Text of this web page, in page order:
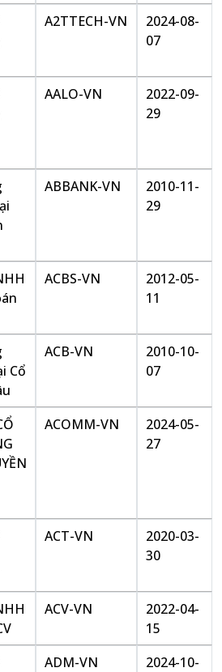
A2TTECH-VN
2024-08-
07
AALO-VN
2022-09-
29
ABBANK-VN
2010-11-
29
ACBS-VN
2012-05-
11
Cổ
ACB-VN
2010-10-
07
ACOMM-VN
2024-05-
27
ACT-VN
2020-03-
30
ACV-VN
2022-04-
15
ADM-VN
2024-10-